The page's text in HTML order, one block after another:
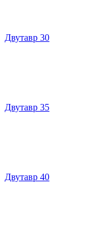
Двутавр 30
Двутавр 35
Двутавр 40